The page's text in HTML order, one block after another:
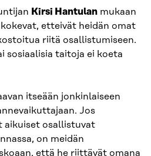
Kirsi Hantulan mukaan
etteivät heidän omat
riitä osallistumiseen.
sosiaalisia taitoja ei koeta
itseään jonkinlaiseen
Jos
aikuiset osallistuvat
on meidän
että he riittävät omana